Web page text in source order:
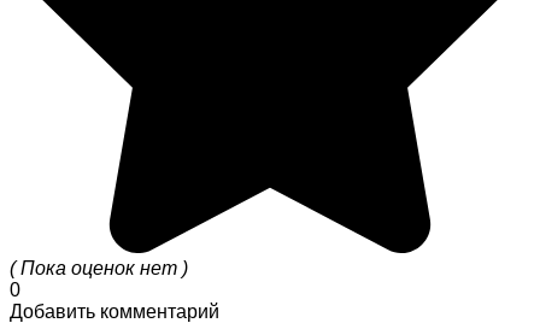
( Пока оценок нет )
0
Добавить комментарий